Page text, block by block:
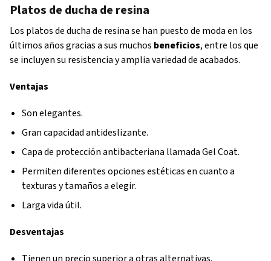
Platos de ducha de resina
Los platos de ducha de resina se han puesto de moda en los
últimos años gracias a sus muchos beneficios, entre los que
se incluyen su resistencia y amplia variedad de acabados.
Ventajas
Son elegantes.
Gran capacidad antideslizante.
Capa de protección antibacteriana llamada Gel Coat.
Permiten diferentes opciones estéticas en cuanto a
texturas y tamaños a elegir.
Larga vida útil.
Desventajas